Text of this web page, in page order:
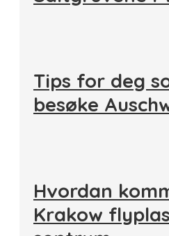
Tips for deg
besøke
Hvordan
Krakow